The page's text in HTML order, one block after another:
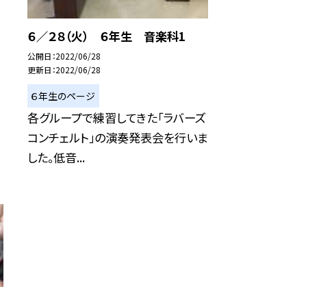
６／２８（火） ６年生 音楽科1
公開日 2022/06/28
更新日 2022/06/28
６年生のページ
各グループで練習してきた「ラバーズ
コンチェルト」の演奏発表会を行いま
した。低音...